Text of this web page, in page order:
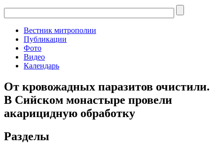
Вестник митрополии
Публикации
Фото
Видео
Календарь
От кровожадных паразитов очистили.
В Сийском монастыре провели
акарицидную обработку
Разделы